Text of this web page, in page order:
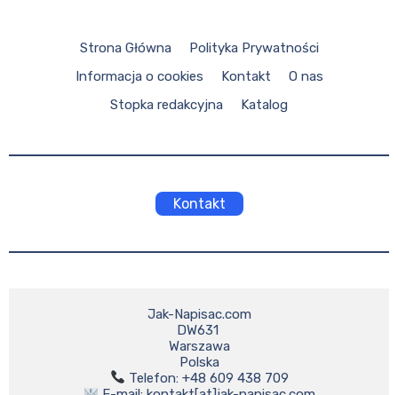
Strona Główna
Polityka Prywatności
Informacja o cookies
Kontakt
O nas
Stopka redakcyjna
Katalog
Kontakt
Jak-Napisac.com
DW631
Warszawa